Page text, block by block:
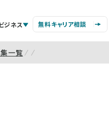
ジネス 無料キャリア相談
一覧